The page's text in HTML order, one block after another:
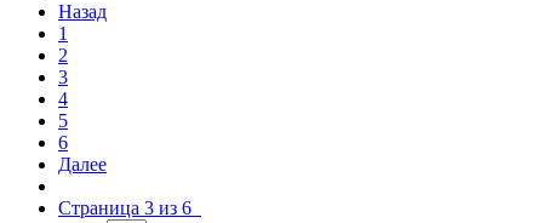
Назад
1
2
3
4
5
6
Далее
Страница 3 из 6